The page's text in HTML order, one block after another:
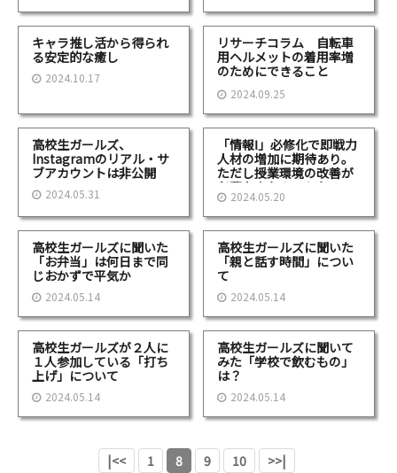
キャラ推し活から得られ
る安定的な癒し
2024.10.17
リサーチコラム 自転車
用ヘルメットの着用率増
のためにできること
2024.09.25
高校生ガールズ、
Instagramのリアル・サ
ブアカウントは非公開
2024.05.31
「情報Ⅰ」必修化で即戦力
人材の増加に期待あり。
ただし授業環境の改善が
必要な点もあるかも。
2024.05.20
高校生ガールズに聞いた
「お弁当」は何日まで同
じおかずで平気か
2024.05.14
高校生ガールズに聞いた
「親と話す時間」につい
て
2024.05.14
高校生ガールズが２人に
１人参加している「打ち
上げ」について
2024.05.14
高校生ガールズに聞いて
みた「学校で飲むもの」
は？
2024.05.14
|<< 1 8 9 10 >>|